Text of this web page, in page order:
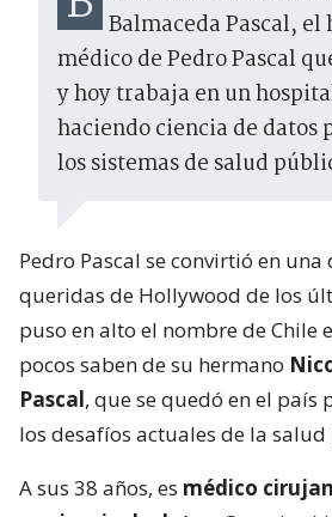
Balmaceda Pascal, el
médico de Pedro Pascal
y hoy trabaja en un
haciendo ciencia de datos
los sistemas de salud
Pedro Pascal se convirtió en
queridas de Hollywood de los
puso en alto el nombre de Chile
pocos saben de su hermano
Pascal, que se quedó en el país
los desafíos actuales de la
A sus 38 años, es médico